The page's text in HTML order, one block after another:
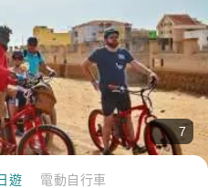
7
遊 電動自行車